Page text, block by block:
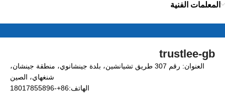
المعلمات الفنية
trustlee-gb
العنوان: رقم 307 طريق تشيانشين، بلدة جينشانوي، منطقة جينشان،
شنغهاي، الصين
الهاتف:86+-18017855896